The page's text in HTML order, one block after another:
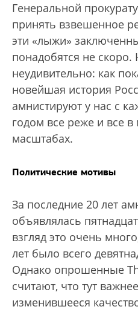
Генеральной
принять взвешенное
эти «лыжи»
понадобятся не скоро.
неудивительно: как
новейшая история
амнистируют у нас с
годом все реже и все
масштабах.
Политические мотивы
За последние 20 лет
объявлялась
взгляд это очень
лет было всего
Однако опрошенные
считают, что тут
изменившееся